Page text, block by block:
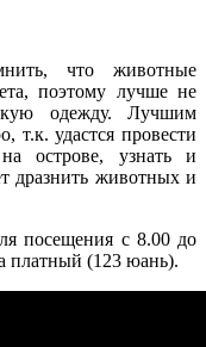
что животные
поэтому лучше не
одежду. Лучшим
т.к. удастся провести
острове, узнать и
дразнить животных и
посещения с 8.00 до
платный (123 юань).